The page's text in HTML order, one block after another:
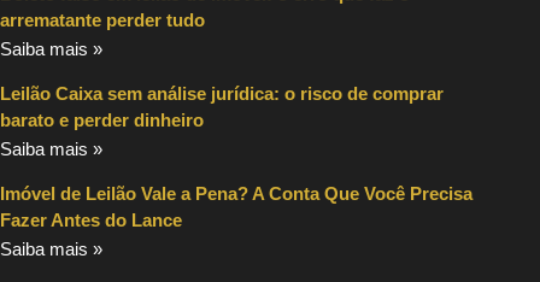
arrematante perder tudo
Saiba mais »
Leilão Caixa sem análise jurídica: o risco de comprar
barato e perder dinheiro
Saiba mais »
Imóvel de Leilão Vale a Pena? A Conta Que Você Precisa
Fazer Antes do Lance
Saiba mais »